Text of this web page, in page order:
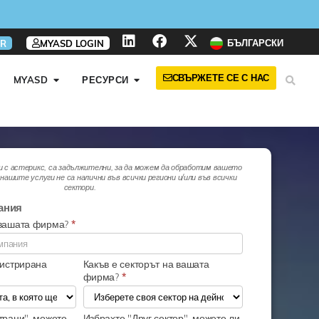
MYASD LOGIN БЪЛГАРСКИ
MYASD РЕСУРСИ СВЪРЖЕТЕ СЕ С НАС
с астерикс, са задължителни, за да можем да обработим вашето
услуги не са налични във всички региони и/или във всички
сектори.
фирма? *
Какъв е секторът на вашата
фирма? *